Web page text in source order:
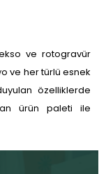
ve rotogravür
ve her türlü esnek
özelliklerde
ürün paleti ile